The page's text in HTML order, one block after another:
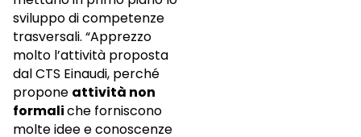
sviluppo di competenze
trasversali. “Apprezzo
molto l’attività proposta
dal CTS Einaudi, perché
propone attività non
formaliche forniscono
molte idee e conoscenze